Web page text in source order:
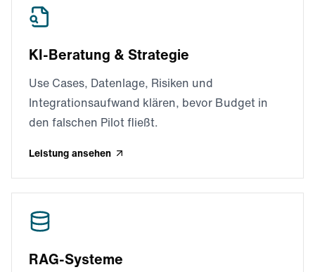
KI-Beratung & Strategie
Use Cases, Datenlage, Risiken und
Integrationsaufwand klären, bevor Budget in
den falschen Pilot fließt.
Leistung ansehen
RAG-Systeme